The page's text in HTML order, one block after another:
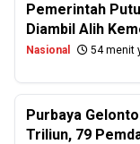
Pemerintah
Diambil Alih
Nasional 54 menit
Purbaya
Triliun, 79